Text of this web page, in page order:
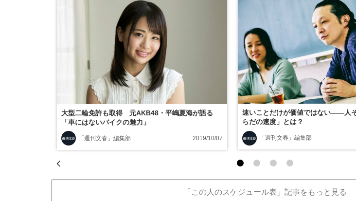
大型二輪免許も取得 元AKB48・平嶋夏海が語る
「車にはないバイクの魅力」
「週刊文春」編集部 2019/10/07
速いことだけが価値ではない――人
らだの速度」とは？
「週刊文春」編集部
「この人のスケジュール表」記事をもっと見る